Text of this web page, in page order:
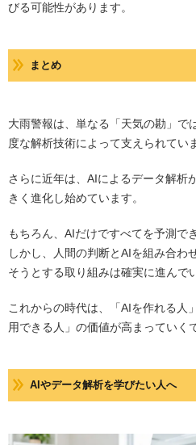
びる可能性があります。
まとめ
大雨警報は、単なる「天気の勘」で
度な解析技術によって支えられてい
さらに近年は、AIによるデータ解析
きく進化し始めています。
もちろん、AIだけですべてを予測で
しかし、人間の判断とAIを組み合わ
そうとする取り組みは確実に進んで
これからの時代は、「AIを作れる人
用できる人」の価値が高まっていく
AIやデータ解析を学びたい人へ